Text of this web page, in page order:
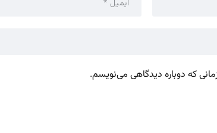
که دوباره دیدگاهی می‌نویسم.